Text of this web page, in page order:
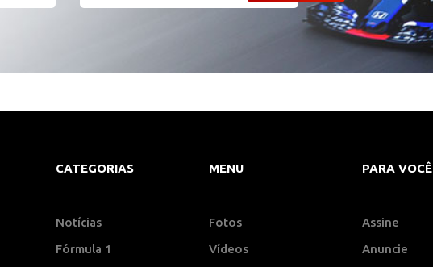
CATEGORIAS
Notícias
Fórmula 1
MENU
Fotos
Vídeos
PARA VOCÊ
Assine
Anuncie